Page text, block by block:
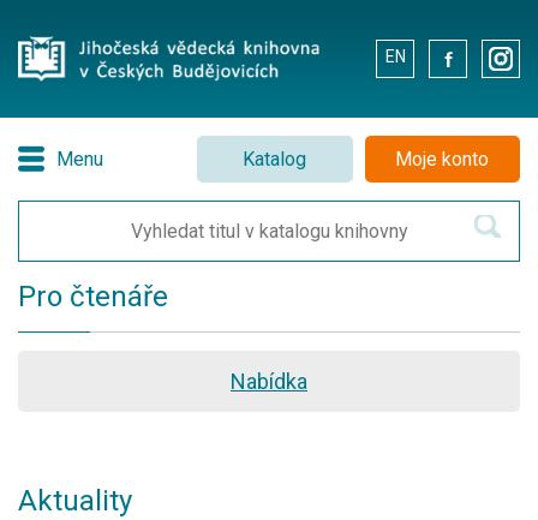
EN . .
Menu Katalog Moje konto
Pro čtenáře
Nabídka
Aktuality